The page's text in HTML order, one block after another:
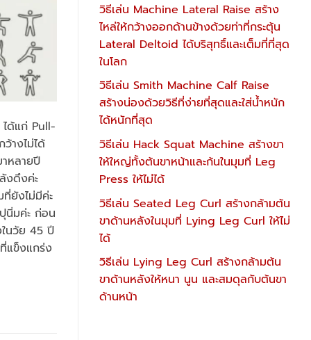
ด้แก่ Pull-
างไม่ได้
หลายปี
งดึงค่ะ
ยังไม่มีค่ะ
นิ่มค่ะ ก่อน
นวัย 45 ปี
แข็งแกร่ง
วิธีเล่น Machine Lateral Raise สร้าง
ไหล่ให้กว้างออกด้านข้างด้วยท่าที่กระตุ้น
Lateral Deltoid ได้บริสุทธิ์และเต็มที่ที่สุด
ในโลก
วิธีเล่น Smith Machine Calf Raise
สร้างน่องด้วยวิธีที่ง่ายที่สุดและใส่น้ำหนัก
ได้หนักที่สุด
วิธีเล่น Hack Squat Machine สร้างขา
ให้ใหญ่ทั้งต้นขาหน้าและก้นในมุมที่ Leg
Press ให้ไม่ได้
วิธีเล่น Seated Leg Curl สร้างกล้ามต้น
ขาด้านหลังในมุมที่ Lying Leg Curl ให้ไม่
ได้
วิธีเล่น Lying Leg Curl สร้างกล้ามต้น
ขาด้านหลังให้หนา นูน และสมดุลกับต้นขา
ด้านหน้า